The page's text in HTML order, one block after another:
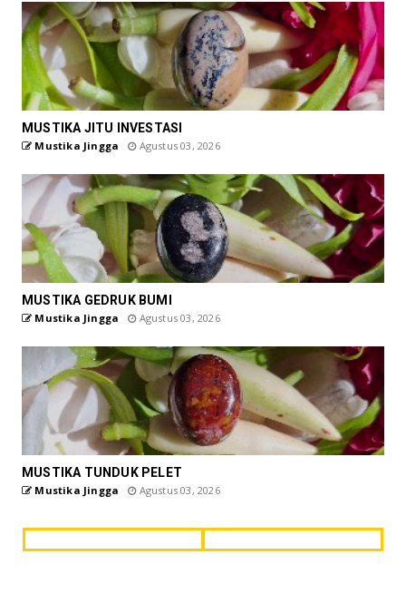
MUSTIKA JITU INVESTASI
Mustika Jingga Agustus 03, 2026
MUSTIKA GEDRUK BUMI
Mustika Jingga Agustus 03, 2026
MUSTIKA TUNDUK PELET
Mustika Jingga Agustus 03, 2026